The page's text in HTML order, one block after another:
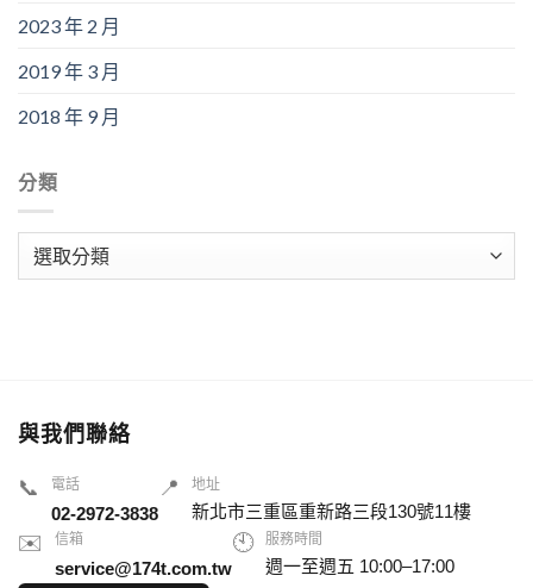
2023 年 2 月
2019 年 3 月
2018 年 9 月
分類
與我們聯絡
📞 電話
02-2972-3838
📍 地址
新北市三重區重新路三段130號11樓
✉️ 信箱
service@174t.com.tw
🕙 服務時間
週一至週五 10:00–17:00